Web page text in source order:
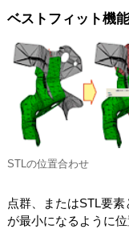
ベストフィット機能
STLの位置合わせ
点群、またはSTL要
が最小になるように